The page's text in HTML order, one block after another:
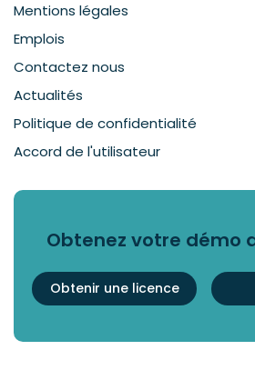
Mentions légales
Emplois
Contactez nous
Actualités
Politique de confidentialité
Accord de l'utilisateur
Obtenez votre démo
Obtenir une licence